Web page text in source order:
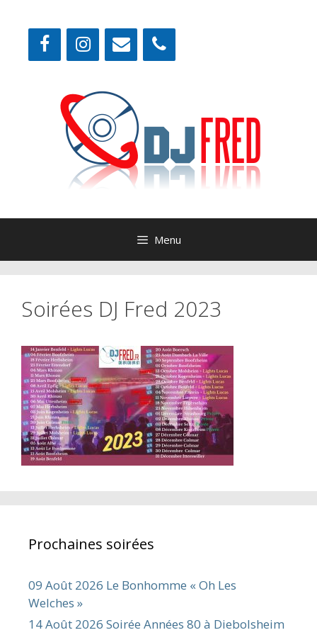
contenu
Menu
Soirées DJ Fred 2023
Prochaines soirées
09 Août 2026 Le Bonhomme « Oh Les
Welches »
14 Août 2026 Soirée Années 80 à Diebolsheim